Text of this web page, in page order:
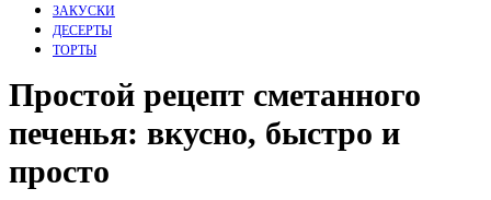
ЗАКУСКИ
ДЕСЕРТЫ
ТОРТЫ
Простой рецепт сметанного
печенья: вкусно, быстро и
просто